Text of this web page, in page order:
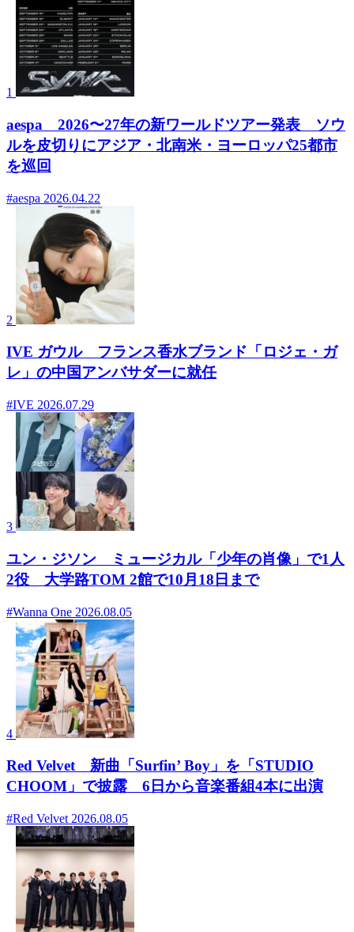
1
aespa 2026〜27年の新ワールドツアー発表 ソウ
ルを皮切りにアジア・北南米・ヨーロッパ25都市
を巡回
#aespa 2026.04.22
2
IVE ガウル フランス香水ブランド「ロジェ・ガ
レ」の中国アンバサダーに就任
#IVE 2026.07.29
3
ユン・ジソン ミュージカル「少年の肖像」で1人
2役 大学路TOM 2館で10月18日まで
#Wanna One 2026.08.05
4
Red Velvet 新曲「Surfin’ Boy」を「STUDIO
CHOOM」で披露 6日から音楽番組4本に出演
#Red Velvet 2026.08.05